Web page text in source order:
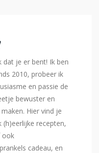
dat je er bent! Ik ben
2010, probeer ik
en passie de
bewuster en
Hier vind je
(h)eerlijke recepten,
ook
cadeau, en